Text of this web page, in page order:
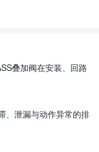
叠加阀在安装、回路
、泄漏与动作异常的排